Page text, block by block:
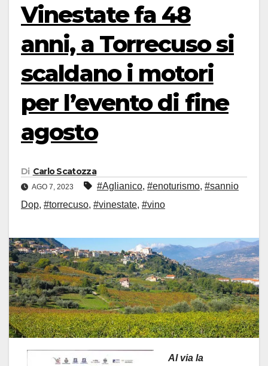
Vinestate fa 48
anni, a Torrecuso si
scaldano i motori
per l’evento di fine
agosto
Di Carlo Scatozza
AGO 7, 2023 #Aglianico, #enoturismo, #sannio
Dop, #torrecuso, #vinestate, #vino
Al via la